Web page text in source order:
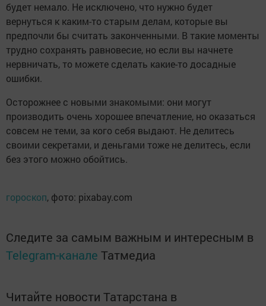
будет немало. Не исключено, что нужно будет
вернуться к каким-то старым делам, которые вы
предпочли бы считать законченными. В такие моменты
трудно сохранять равновесие, но если вы начнете
нервничать, то можете сделать какие-то досадные
ошибки.
Осторожнее с новыми знакомыми: они могут
производить очень хорошее впечатление, но оказаться
совсем не теми, за кого себя выдают. Не делитесь
своими секретами, и деньгами тоже не делитесь, если
без этого можно обойтись.
гороскоп, фото: pixabay.com
Следите за самым важным и интересным в
Telegram-канале Татмедиа
Читайте новости Татарстана в